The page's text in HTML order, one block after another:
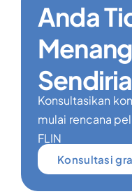
Anda
Konsultasikan
mulai rencana
FLIN
Konsultasi